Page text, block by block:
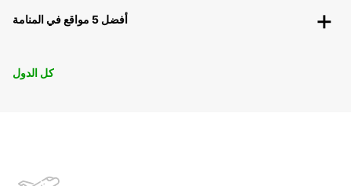
أفضل 5 مواقع في المنامة
كل الدول